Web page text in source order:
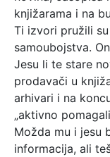
knjižarama i na
Ti izvori pružili
samoubojstva.
Jesu li te stare
prodavači u
arhivari i na
„aktivno
Možda mu i jesu
informacija, ali